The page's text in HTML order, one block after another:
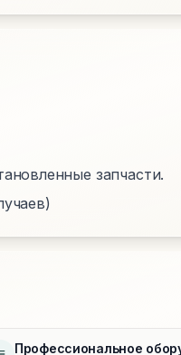
запчасти.
Профессиональное